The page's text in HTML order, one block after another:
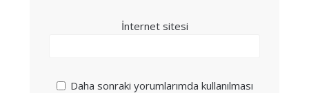
İnternet sitesi
Daha sonraki yorumlarımda kullanılması